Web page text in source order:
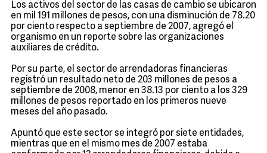
Los activos del sector de las casas de cambio se ubicaron
en mil 191 millones de pesos, con una disminución de 78.20
por ciento respecto a septiembre de 2007, agregó el
organismo en un reporte sobre las organizaciones
auxiliares de crédito.
Por su parte, el sector de arrendadoras financieras
registró un resultado neto de 203 millones de pesos a
septiembre de 2008, menor en 38.13 por ciento a los 329
millones de pesos reportado en los primeros nueve
meses del año pasado.
Apuntó que este sector se integró por siete entidades,
mientras que en el mismo mes de 2007 estaba